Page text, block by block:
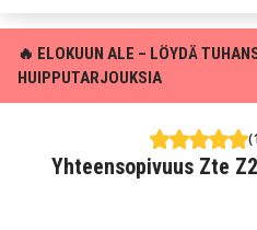
🔥 ELOKUUN ALE – LÖYDÄ
HUIPPUTARJOUKSIA
Yhteensopivuus Zte